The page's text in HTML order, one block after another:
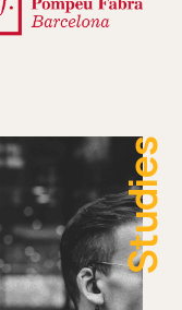
Studies